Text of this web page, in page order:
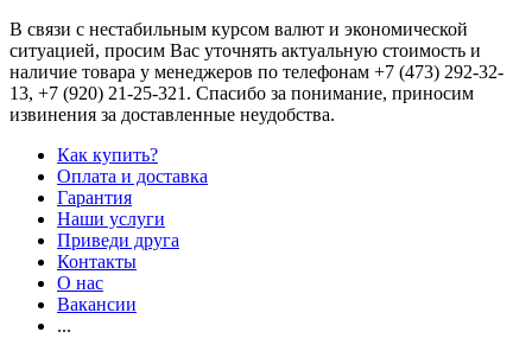
В связи с нестабильным курсом валют и экономической
ситуацией, просим Вас уточнять актуальную стоимость и
наличие товара у менеджеров по телефонам +7 (473) 292-32-
13, +7 (920) 21-25-321 . Спасибо за понимание, приносим
извинения за доставленные неудобства.
Как купить?
Оплата и доставка
Гарантия
Наши услуги
Приведи друга
Контакты
О нас
Вакансии
...